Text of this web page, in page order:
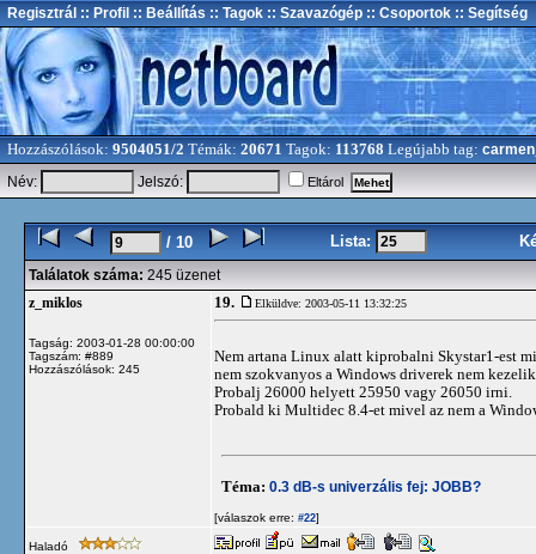
Regisztrál :: Profil :: Beállítás :: Tagok :: Szavazógép :: Csoportok :: Segítség
Hozzászólások: 9504051/2 Témák: 20671 Tagok: 113768 Legújabb tag:
Név:
Jelszó: Eltárol
/ 10 Lista:
Találatok száma: 245 üzenet
z_miklos
Tagság: 2003-01-28 00:00:00
Tagszám: #889
Hozzászólások: 245
19. Elküldve: 2003-05-11 13:32:25
Nem artana Linux alatt kiprobalni Skystar1-est
nem szokvanyos a Windows driverek nem
Probalj 26000 helyett 25950 vagy 26050 irni.
Probald ki Multidec 8.4-et mivel az nem a
Téma: 0.3 dB-s univerzális fej: JOBB?
[válaszok erre: #22]
Haladó